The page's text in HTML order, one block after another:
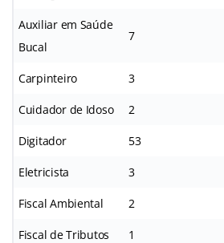
Auxiliar em Saúde
Bucal
7
Carpinteiro 3
Cuidador de Idoso 2
Digitador 53
Eletricista 3
Fiscal Ambiental 2
Fiscal de Tributos 1